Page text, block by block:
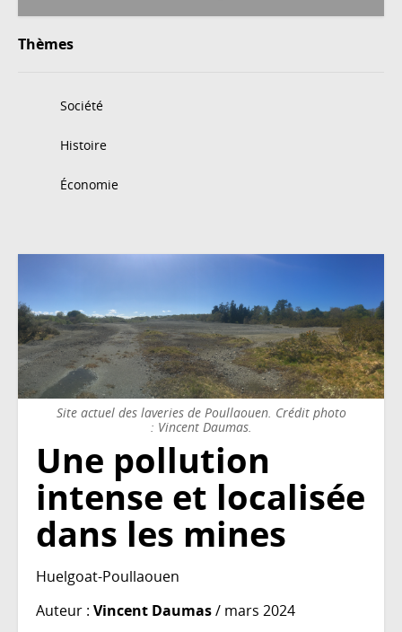
Thèmes
Société
Histoire
Économie
Site actuel des laveries de Poullaouen. Crédit photo
: Vincent Daumas.
Une pollution
intense et localisée
dans les mines
Huelgoat-Poullaouen
Auteur : Vincent Daumas/ mars 2024